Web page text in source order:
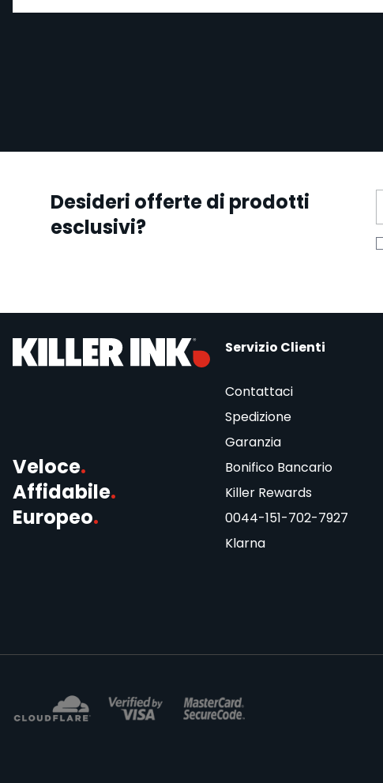
Desideri offerte di prodotti
esclusivi?
Veloce.
Affidabile.
Europeo.
Servizio Clienti
Contattaci
Spedizione
Garanzia
Bonifico Bancario
Killer Rewards
0044-151-702-7927
Klarna